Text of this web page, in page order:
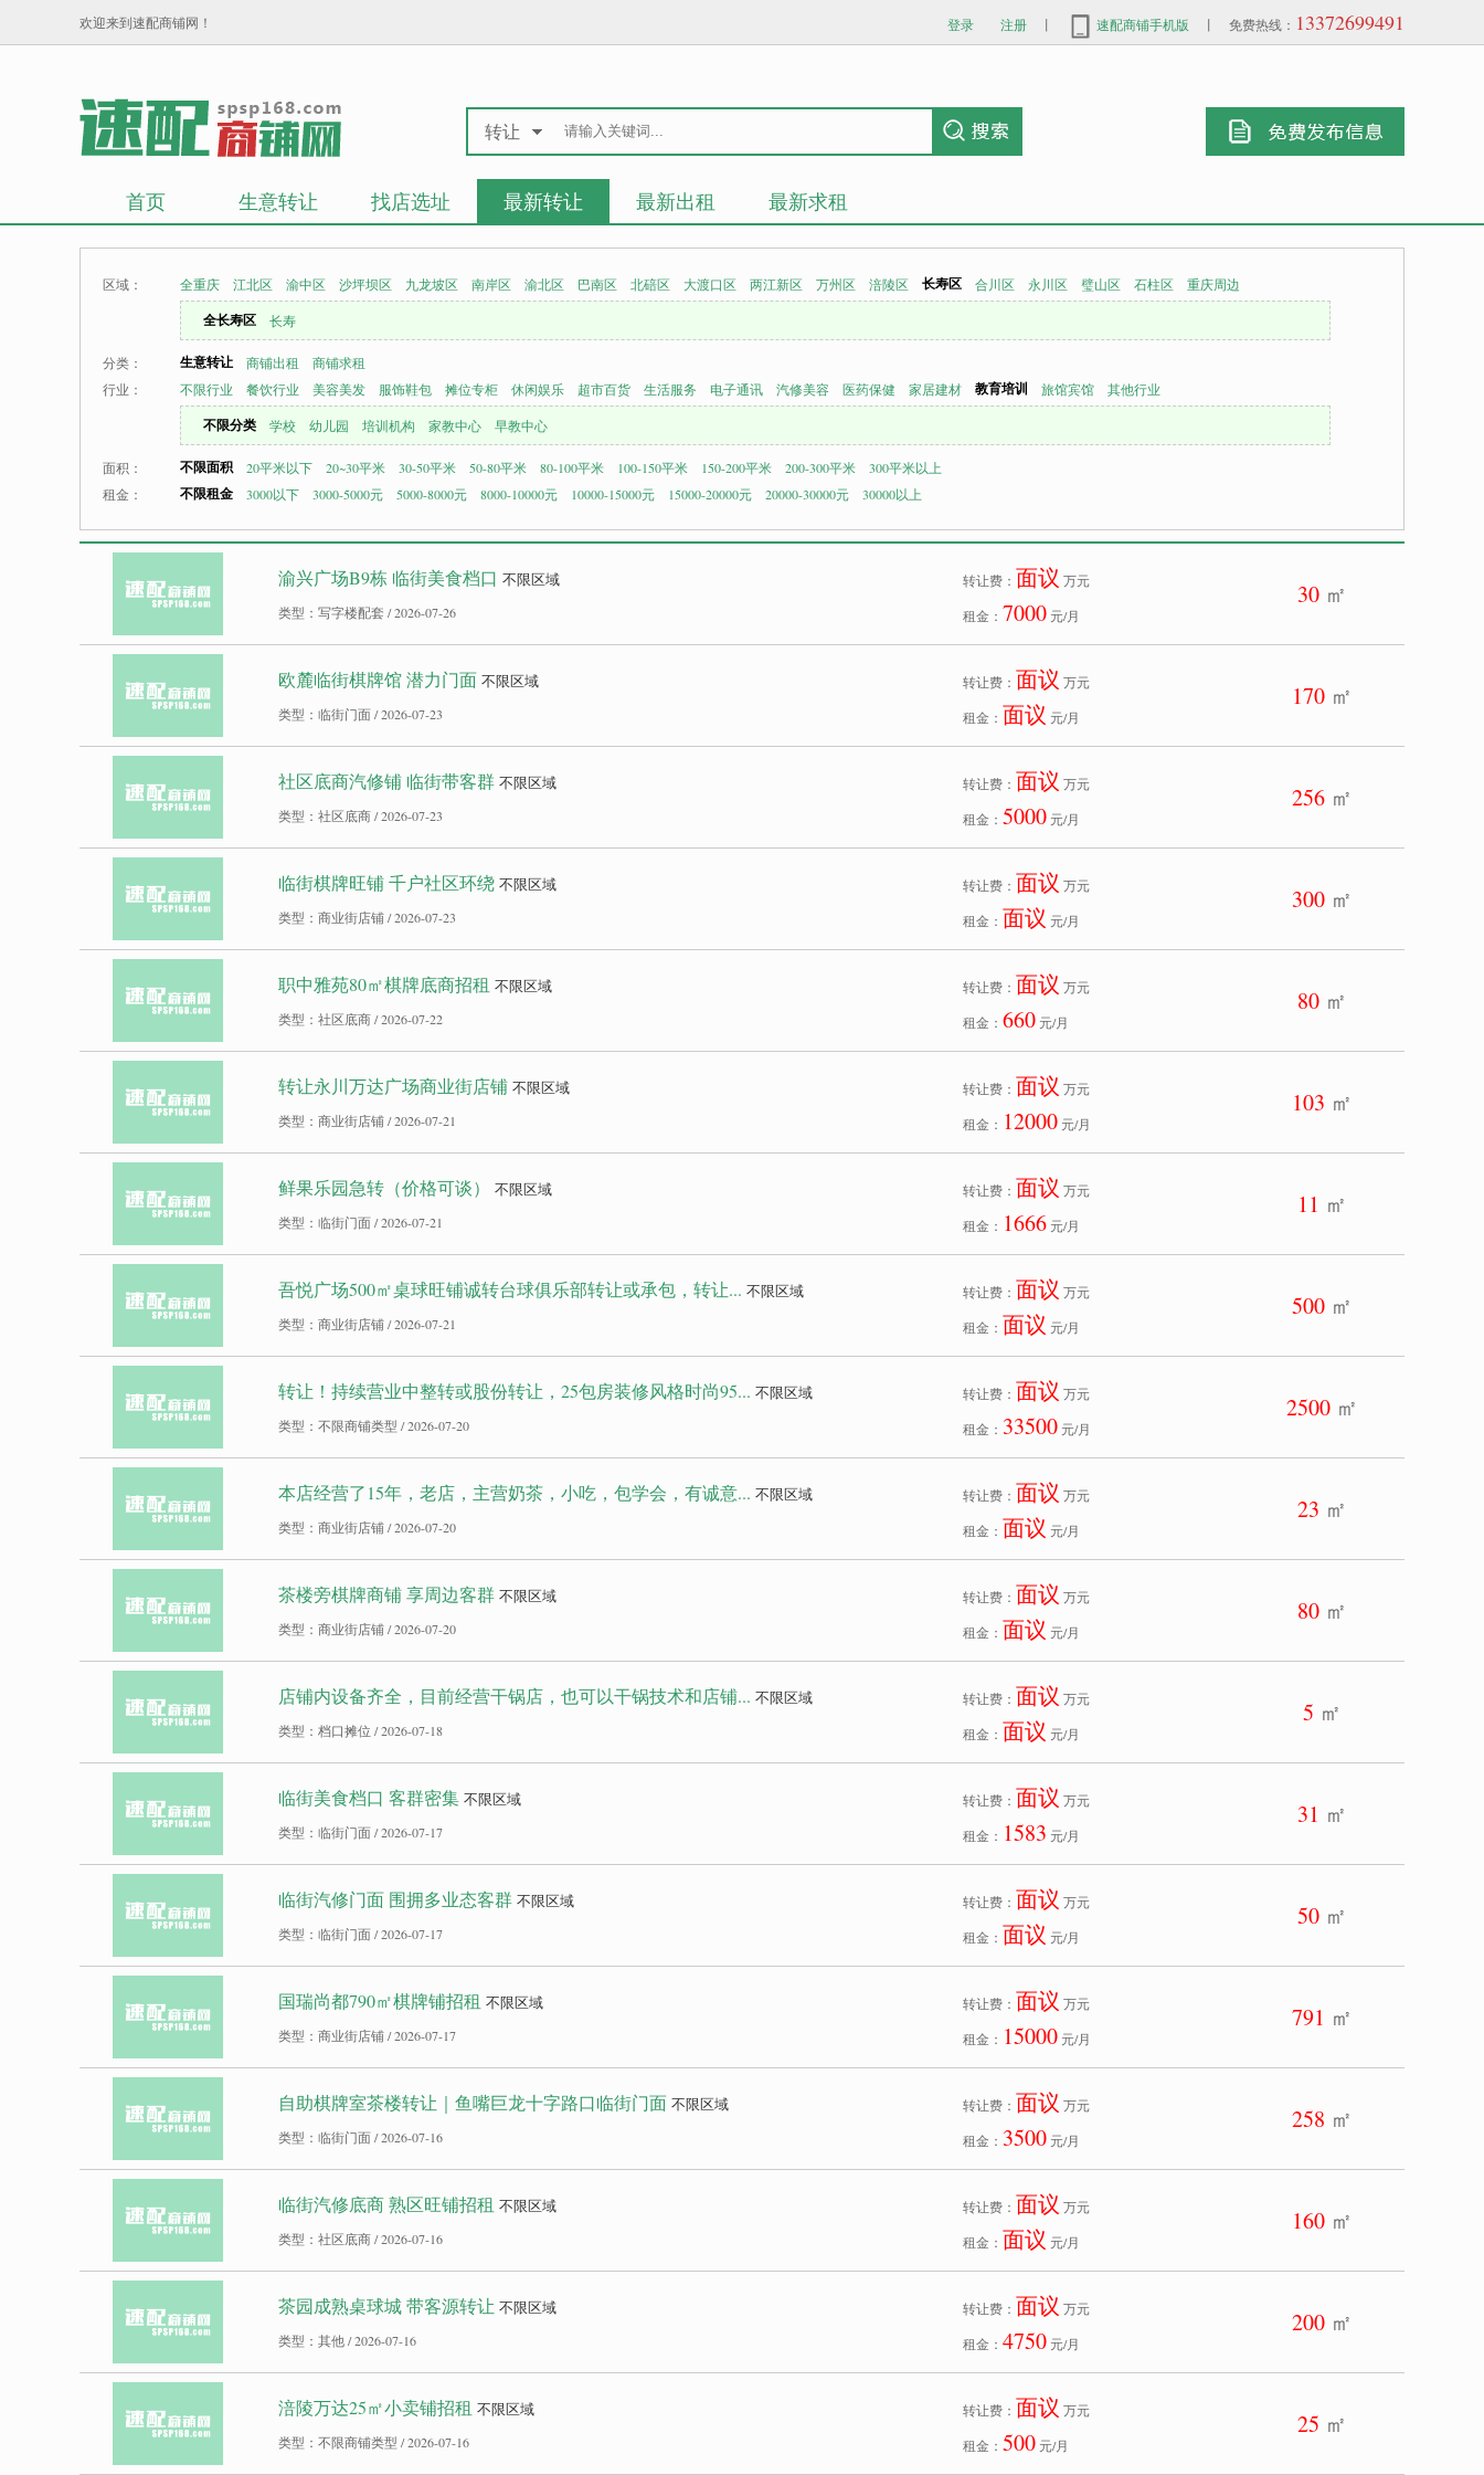
欢迎来到速配商铺网！ 登录 注册 丨 速配商铺手机版 丨 免费热线： 13372699491
转让
首页 生意转让 找店选址 最新转让 最新出租 最新求租
区域： 全重庆 江北区 渝中区 沙坪坝区 九龙坡区 南岸区 渝北区 巴南区 北碚区 大渡口区 两江新区 万州区 涪陵区 长寿区 合川区 永川区 璧山区 石柱区 重庆周边
全长寿区 长寿
分类： 生意转让 商铺出租
商铺求租
行业：
不限行业 餐饮行业 美容美发 服饰鞋包 摊位专柜 休闲娱乐 超市百货 生活服务 电子通讯 汽修美容 医药保健 家居建材 教育培训 旅馆宾馆 其他行业
不限分类 学校 幼儿园 培训机构 家教中心 早教中心
面积： 不限面积 20平米以下 20~30平米 30-50平米 50-80平米 80-100平米 100-150平米 150-200平米 200-300平米
300平米以上
租金：
不限租金 3000以下 3000-5000元 5000-8000元 8000-10000元 10000-15000元 15000-20000元 20000-30000元 30000以上
渝兴广场B9栋 临街美食档口 不限区域
类型：写字楼配套 / 2026-07-26
转让费： 面议 万元
租金： 7000 元/月
30㎡
欧麓临街棋牌馆 潜力门面 不限区域
类型：临街门面 / 2026-07-23
转让费： 面议 万元
租金： 面议 元/月
170㎡
社区底商汽修铺 临街带客群 不限区域
类型：社区底商 / 2026-07-23
转让费： 面议 万元
租金： 5000 元/月
256㎡
临街棋牌旺铺 千户社区环绕 不限区域
类型：商业街店铺 / 2026-07-23
转让费： 面议 万元
租金： 面议 元/月
300㎡
职中雅苑80㎡棋牌底商招租 不限区域
类型：社区底商 / 2026-07-22
转让费： 面议 万元
租金： 660 元/月
80㎡
转让永川万达广场商业街店铺 不限区域
类型：商业街店铺 / 2026-07-21
转让费： 面议 万元
租金： 12000 元/月
103 ㎡
鲜果乐园急转（价格可谈） 不限区域
类型：临街门面 / 2026-07-21
转让费： 面议 万元
租金： 1666 元/月
11 ㎡
吾悦广场500㎡桌球旺铺诚转台球俱乐部转让或承包，转让... 不限区域
类型：商业街店铺 / 2026-07-21
转让费： 面议 万元
租金： 面议 元/月
500㎡
转让！持续营业中整转或股份转让，25包房装修风格时尚95... 不限区域
类型：不限商铺类型 / 2026-07-20
转让费： 面议 万元
租金： 33500 元/月
2500㎡
本店经营了15年，老店，主营奶茶，小吃，包学会，有诚意... 不限区域
类型：商业街店铺 / 2026-07-20
转让费： 面议 万元
租金： 面议 元/月
23 ㎡
茶楼旁棋牌商铺 享周边客群 不限区域
类型：商业街店铺 / 2026-07-20
转让费： 面议 万元
租金： 面议 元/月
80㎡
店铺内设备齐全，目前经营干锅店，也可以干锅技术和店铺... 不限区域
类型：档口摊位 / 2026-07-18
转让费： 面议 万元
租金： 面议 元/月
5 ㎡
临街美食档口 客群密集 不限区域
类型：临街门面 / 2026-07-17
转让费： 面议 万元
租金： 1583 元/月
31 ㎡
临街汽修门面 围拥多业态客群 不限区域
类型：临街门面 / 2026-07-17
转让费： 面议 万元
租金： 面议 元/月
50㎡
国瑞尚都790㎡棋牌铺招租 不限区域
类型：商业街店铺 / 2026-07-17
转让费： 面议 万元
租金： 15000 元/月
791 ㎡
自助棋牌室茶楼转让｜鱼嘴巨龙十字路口临街门面 不限区域
类型：临街门面 / 2026-07-16
转让费： 面议 万元
租金： 3500 元/月
258 ㎡
临街汽修底商 熟区旺铺招租 不限区域
类型：社区底商 / 2026-07-16
转让费： 面议 万元
租金： 面议 元/月
160㎡
茶园成熟桌球城 带客源转让 不限区域
类型：其他 / 2026-07-16
转让费： 面议 万元
租金： 4750 元/月
200㎡
涪陵万达25㎡小卖铺招租 不限区域
类型：不限商铺类型 / 2026-07-16
转让费： 面议 万元
租金： 500 元/月
25 ㎡